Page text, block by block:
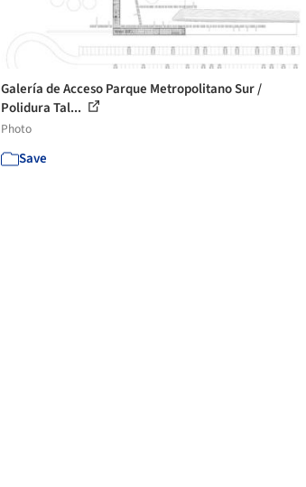
Galería de Acceso Parque Metropolitano Sur /
Polidura Tal...
Photo
Save